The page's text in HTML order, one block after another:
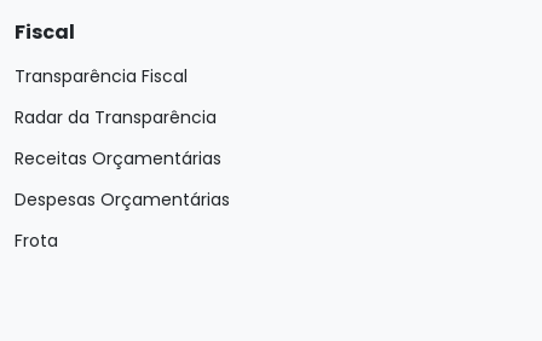
Fiscal
Transparência Fiscal
Radar da Transparência
Receitas Orçamentárias
Despesas Orçamentárias
Frota